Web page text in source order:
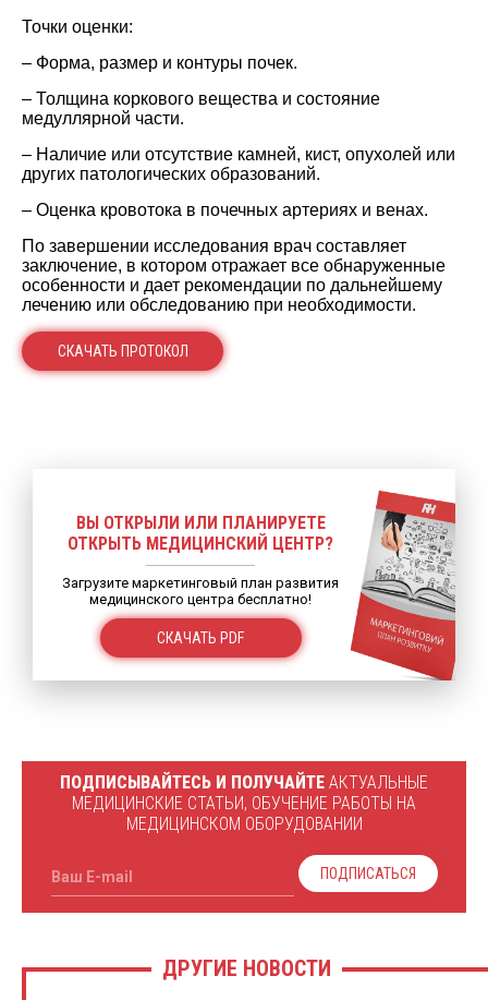
Точки оценки:
– Форма, размер и контуры почек.
– Толщина коркового вещества и состояние
медуллярной части.
– Наличие или отсутствие камней, кист, опухолей или
других патологических образований.
– Оценка кровотока в почечных артериях и венах.
По завершении исследования врач составляет
заключение, в котором отражает все обнаруженные
особенности и дает рекомендации по дальнейшему
лечению или обследованию при необходимости.
СКАЧАТЬ ПРОТОКОЛ
ВЫ ОТКРЫЛИ ИЛИ ПЛАНИРУЕТЕ
ОТКРЫТЬ МЕДИЦИНСКИЙ ЦЕНТР?
Загрузите маркетинговый план развития
медицинского центра бесплатно!
СКАЧАТЬ PDF
ПОДПИСЫВАЙТЕСЬ И ПОЛУЧАЙТЕ АКТУАЛЬНЫЕ
МЕДИЦИНСКИЕ СТАТЬИ, ОБУЧЕНИЕ РАБОТЫ НА
МЕДИЦИНСКОМ ОБОРУДОВАНИИ
Ваш E-mail ПОДПИСАТЬСЯ
ДРУГИЕ НОВОСТИ